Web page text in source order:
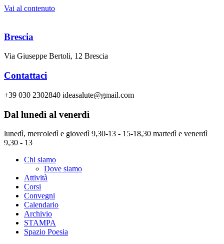
Vai al contenuto
Brescia
Via Giuseppe Bertoli, 12 Brescia
Contattaci
+39 030 2302840 ideasalute@gmail.com
Dal lunedì al venerdì
lunedì, mercoledì e giovedì 9,30-13 - 15-18,30 martedì e venerdì
9,30 - 13
Chi siamo
Dove siamo
Attività
Corsi
Convegni
Calendario
Archivio
STAMPA
Spazio Poesia